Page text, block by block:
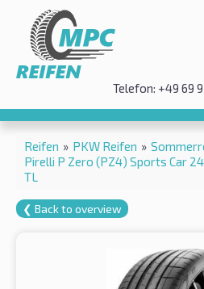
Telefon: +49 69
Reifen » PKW Reifen »
Pirelli P Zero (PZ4) Sports Car
TL
❮ Back to overview